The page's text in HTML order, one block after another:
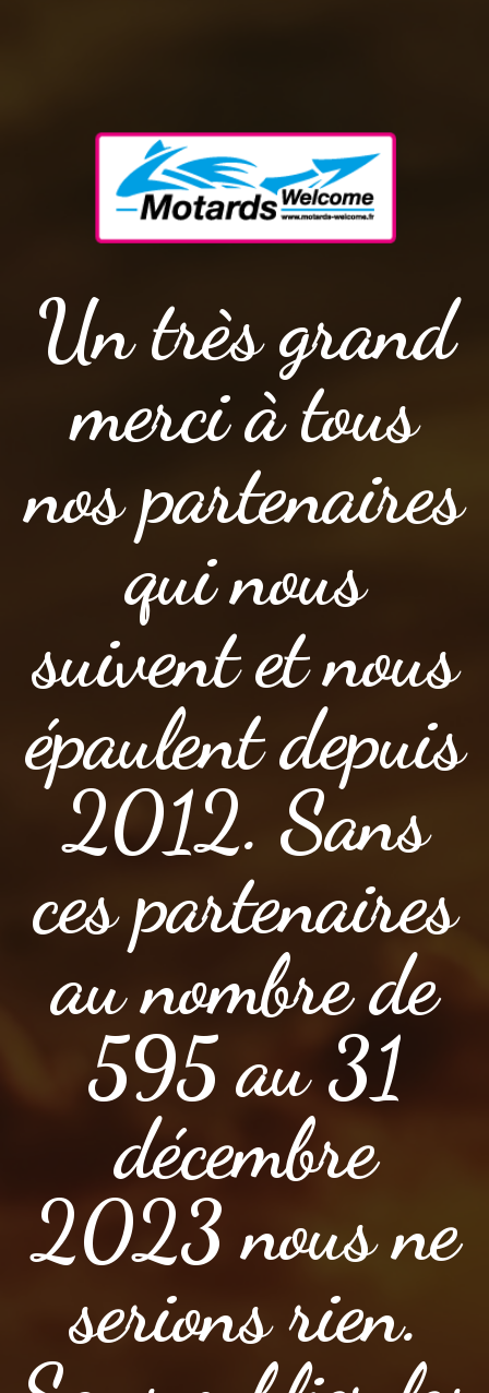
Un très grand
merci à tous
nos partenaires
qui nous
suivent et nous
épaulent depuis
2012. Sans
ces partenaires
au nombre de
595 au 31
décembre
2023 nous ne
serions rien.